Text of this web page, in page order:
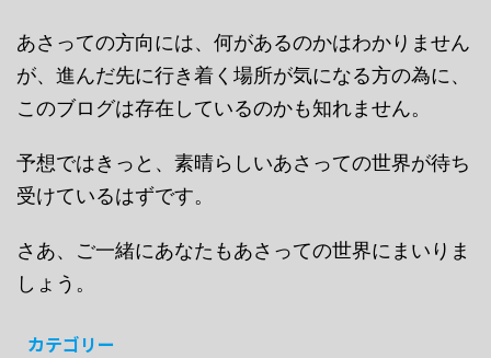
あさっての方向には、何があるのかはわかりません
が、進んだ先に行き着く場所が気になる方の為に、
このブログは存在しているのかも知れません。
予想ではきっと、素晴らしいあさっての世界が待ち
受けているはずです。
さあ、ご一緒にあなたもあさっての世界にまいりま
しょう。
カテゴリー